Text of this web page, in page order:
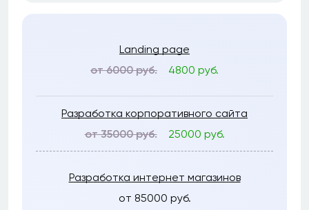
Landing page
от 6000 руб.
4800 руб.
Разработка корпоративного сайта
от 35000 руб.
25000 руб.
Разработка интернет магазинов
от 85000 руб.